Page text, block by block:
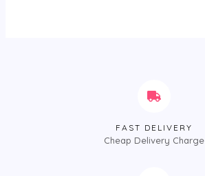
FAST DELIVERY
Cheap Delivery Charge